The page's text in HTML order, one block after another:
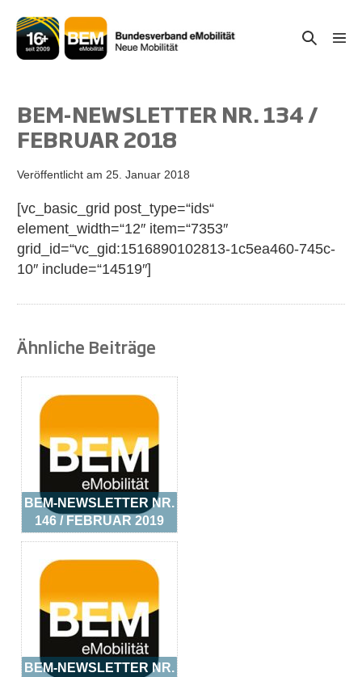
Inhalt
springen
Suche-
BEM-NEWSLETTER NR. 134 /
FEBRUAR 2018
Veröffentlicht am 25. Januar 2018
[vc_basic_grid post_type=“ids“
element_width=“12″ item=“7353″
grid_id=“vc_gid:1516890102813-1c5ea460-745c-
10″ include=“14519″]
Ähnliche Beiträge
BEM-NEWSLETTER NR.
146 / FEBRUAR 2019
BEM-NEWSLETTER NR.